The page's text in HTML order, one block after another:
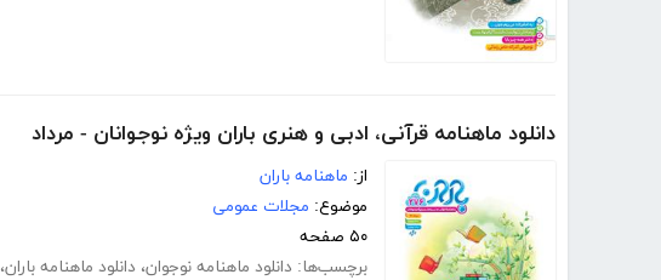
دانلود ماهنامه قرآنی، ادبی و هنری باران ویژه نوجوانان - مرداد
از: ماهنامه باران
موضوع: مجلات عمومی
۵۰ صفحه
برچسب‌ها: دانلود ماهنامه نوجوان، دانلود ماهنامه باران،